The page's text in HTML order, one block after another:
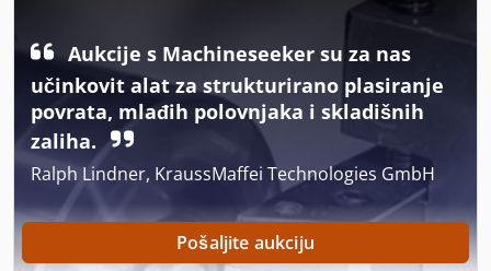
Aukcije s Machineseeker su za nas
učinkovit alat za strukturirano plasiranje
povrata, mlađih polovnjaka i skladišnih
zaliha.
Ralph Lindner, KraussMaffei Technologies GmbH
Pošaljite aukciju